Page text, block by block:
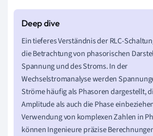
Ein tieferes Verständnis der RLC-
die Betrachtung von phasorischen
Spannung und des Stroms. In der
Wechselstromanalyse werden
Ströme häufig als Phasoren dargestellt,
Amplitude als auch die Phase
Verwendung von komplexen Zahlen in
können Ingenieure präzise